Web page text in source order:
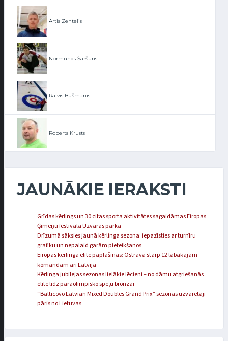
Artis Zentelis
Normunds Šaršūns
Raivis Bušmanis
Roberts Krusts
JAUNĀKIE IERAKSTI
Grīdas kērlings un 30 citas sporta aktivitātes sagaidāmas Eiropas
Ģimeņu festivālā Uzvaras parkā
Drīzumā sāksies jaunā kērlinga sezona: iepazīsties ar turnīru
grafiku un nepalaid garām pieteikšanos
Eiropas kērlinga elite paplašinās: Ostravā starp 12 labākajām
komandām arī Latvija
Kērlinga jubilejas sezonas lielākie lēcieni – no dāmu atgriešanās
elitē līdz paraolimpisko spēļu bronzai
“Balticovo Latvian Mixed Doubles Grand Prix” sezonas uzvarētāji –
pāris no Lietuvas